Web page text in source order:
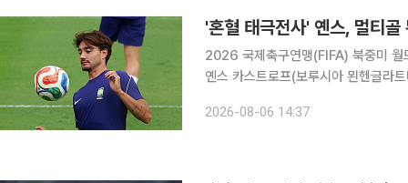
'혼혈 태극전사' 옌스, 멀티
2026 국제축구연맹(FIFA) 북중미 월
옌스 카스트로프(보루시아 묀헨글라
연습경기에서 15-0으로 크게 이겼다.
2026-08-06 14:37